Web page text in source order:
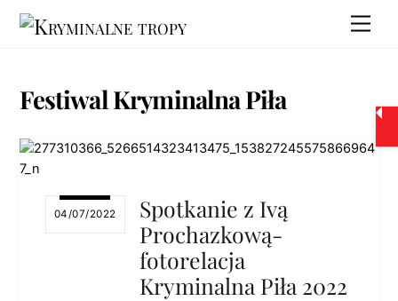
Festiwal Kryminalna Piła
04/07/2022
Spotkanie z Ivą
Prochazkową-
fotorelacja
Kryminalna Piła 2022